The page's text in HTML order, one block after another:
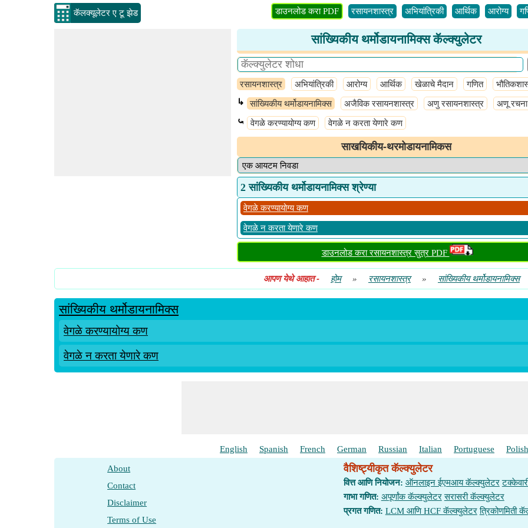
कॅलक्यूलेटर ए टू झेड डाउनलोड करा PDF रसायनशास्त्र अभियांत्रिकी आर्थिक आरोग्य
सांख्यिकीय थर्मोडायनामिक्स कॅल्क्युलेटर
रसायनशास्त्र अभियांत्रिकी आरोग्य आर्थिक खेळाचे मैदान गणित
↳ सांख्यिकीय थर्मोडायनामिक्स अजैविक रसायनशास्त्र अणु रसायनशास्त्र अणू रचना
⤿ वेगळे करण्यायोग्य कण वेगळे न करता येणारे कण
साखयिकीय-थरमोडायनामिकस
2 सांख्यिकीय थर्मोडायनामिक्स श्रेण्या
वेगळे करण्यायोग्य कण
वेगळे न करता येणारे कण
डाउनलोड करा रसायनशास्त्र सुत्र PDF
आपण येथे आहात- होम » रसायनशास्त्र » सांख्यिकीय थर्मोडायनामिक्स
सांख्यिकीय थर्मोडायनामिक्स
वेगळे करण्यायोग्य कण
वेगळे न करता येणारे कण
English Spanish French German Russian Italian Portuguese Polish
About
Contact
Disclaimer
Terms of Use
वैशिष्ट्यीकृत कॅल्क्युलेटर
वित्त आणि नियोजन: ऑनलाइन ईएमआय कॅल्क्युलेटर
गाभा गणित: अपूर्णांक कॅल्क्युलेटर सरासरी कॅल्क्युलेटर
प्रगत गणित: LCM आणि HCF कॅल्क्युलेटर त्रिकोणमिती